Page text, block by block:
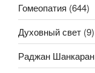
Гомеопатия (644)
Духовный свет (9)
Раджан Шанкаран